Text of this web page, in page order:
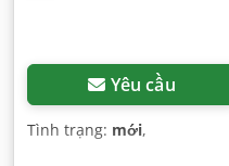
Yêu cầu
Tình trạng: mới,